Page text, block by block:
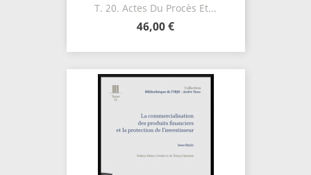
T. 20. Actes Du Procès Et...
46,00 €